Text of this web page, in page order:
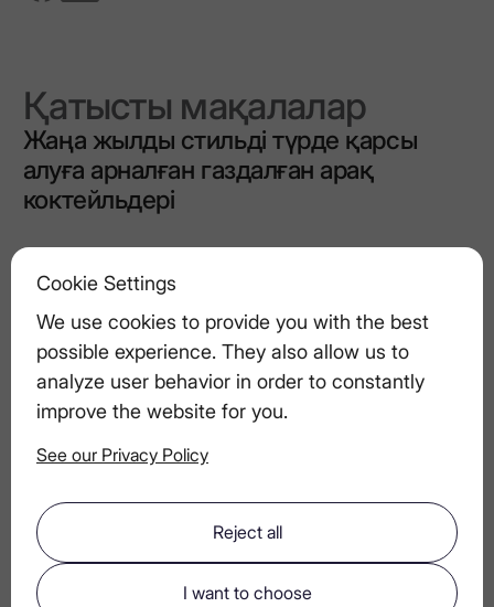
Cookie Settings
We use cookies to provide you with the best
possible experience. They also allow us to
analyze user behavior in order to constantly
improve the website for you.
See our Privacy Policy
Reject all
I want to choose
Қатысты мақалалар
Жаңа жылды стильді түрде қарсы
алуға арналған газдалған арақ
коктейльдері
LEX-пен бірге сән-салтанат дыбысы:
премиум водка құйылымы нені
жеткізеді
Мәртебеден тыс: Ультра-премиум
арақ арқылы айтылған табыстың жаңа
Арақ негізіндегі Мартини
коктейльдерінің түрлері